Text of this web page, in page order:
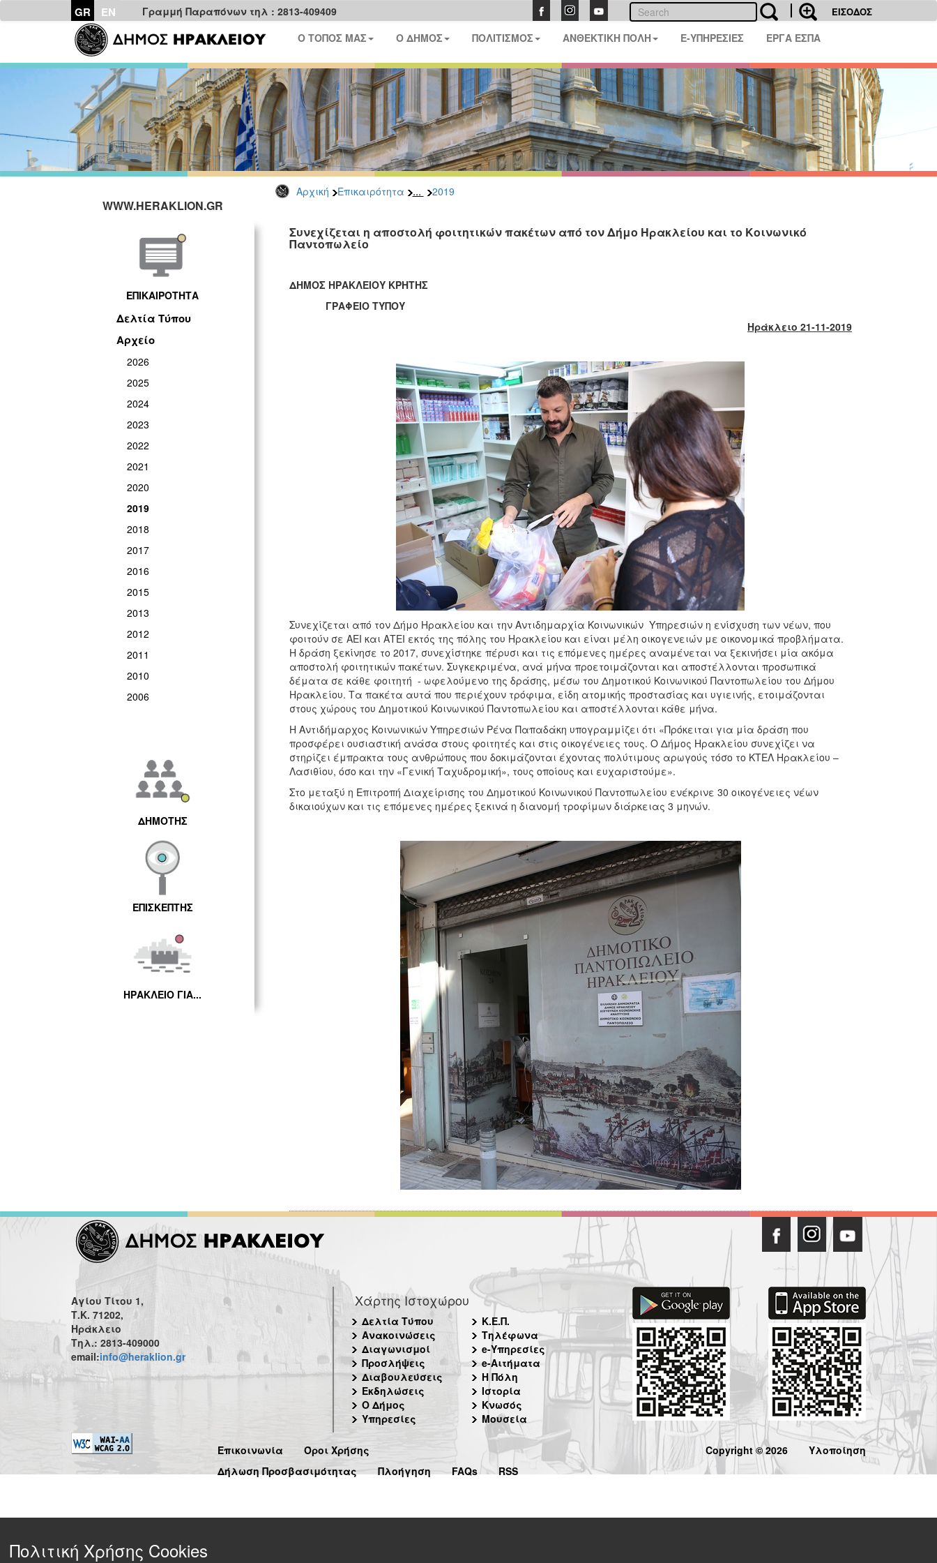
GR EN Γραμμή Παραπόνων τηλ : 2813-409409 ΕΙΣΟΔΟΣ
Ο ΤΟΠΟΣ ΜΑΣ Ο ΔΗΜΟΣ ΠΟΛΙΤΙΣΜΟΣ ΑΝΘΕΚΤΙΚΗ ΠΟΛΗ E-ΥΠΗΡΕΣΙΕΣ ΕΡΓΑ ΕΣΠΑ
Αρχική Επικαιρότητα ... 2019
WWW.HERAKLION.GR
ΕΠΙΚΑΙΡΟΤΗΤΑ
Δελτία Τύπου
Αρχείο
2026
2025
2024
2023
2022
2021
2020
2019
2018
2017
2016
2015
2013
2012
2011
2010
2006
ΔΗΜΟΤΗΣ
ΕΠΙΣΚΕΠΤΗΣ
ΗΡΑΚΛΕΙΟ ΓΙΑ...
Συνεχίζεται η αποστολή φοιτητικών πακέτων από τον Δήμο Ηρακλείου και το Κοινωνικό
Παντοπωλείο
ΔΗΜΟΣ ΗΡΑΚΛΕΙΟΥ ΚΡΗΤΗΣ
ΓΡΑΦΕΙΟ ΤΥΠΟΥ
Ηράκλειο 21-11-2019
Συνεχίζεται από τον Δήμο Ηρακλείου και την Αντιδημαρχία Κοινωνικών Υπηρεσιών η ενίσχυση των νέων, που
φοιτούν σε ΑΕΙ και ΑΤΕΙ εκτός της πόλης του Ηρακλείου και είναι μέλη οικογενειών με οικονομικά προβλήματα.
Η δράση ξεκίνησε το 2017, συνεχίστηκε πέρυσι και τις επόμενες ημέρες αναμένεται να ξεκινήσει μία ακόμα
αποστολή φοιτητικών πακέτων. Συγκεκριμένα, ανά μήνα προετοιμάζονται και αποστέλλονται προσωπικά
δέματα σε κάθε φοιτητή - ωφελούμενο της δράσης, μέσω του Δημοτικού Κοινωνικού Παντοπωλείου του Δήμου
Ηρακλείου. Τα πακέτα αυτά που περιέχουν τρόφιμα, είδη ατομικής προστασίας και υγιεινής, ετοιμάζονται
στους χώρους του Δημοτικού Κοινωνικού Παντοπωλείου και αποστέλλονται κάθε μήνα.
Η Αντιδήμαρχος Κοινωνικών Υπηρεσιών Ρένα Παπαδάκη υπογραμμίζει ότι «Πρόκειται για μία δράση που
προσφέρει ουσιαστική ανάσα στους φοιτητές και στις οικογένειες τους. Ο Δήμος Ηρακλείου συνεχίζει να
στηρίζει έμπρακτα τους ανθρώπους που δοκιμάζονται έχοντας πολύτιμους αρωγούς τόσο το ΚΤΕΛ Ηρακλείου –
Λασιθίου, όσο και την «Γενική Ταχυδρομική», τους οποίους και ευχαριστούμε».
Στο μεταξύ η Επιτροπή Διαχείρισης του Δημοτικού Κοινωνικού Παντοπωλείου ενέκρινε 30 οικογένειες νέων
δικαιούχων και τις επόμενες ημέρες ξεκινά η διανομή τροφίμων διάρκειας 3 μηνών.
Αγίου Τίτου 1,
Τ.Κ. 71202,
Ηράκλειο
Τηλ.: 2813-409000
email:info@heraklion.gr
Χάρτης Ιστοχώρου
Δελτία Τύπου
Ανακοινώσεις
Διαγωνισμοί
Προσλήψεις
Διαβουλεύσεις
Εκδηλώσεις
Ο Δήμος
Υπηρεσίες
Κ.Ε.Π.
Τηλέφωνα
e-Υπηρεσίες
e-Αιτήματα
Η Πόλη
Ιστορία
Κνωσός
Μουσεία
Επικοινωνία
Όροι Χρήσης
Δήλωση Προσβασιμότητας
Πλοήγηση FAQs RSS
Copyright © 2026 Υλοποίηση
Πολιτική Χρήσης Cookies